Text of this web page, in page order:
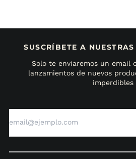
SUSCRÍBETE A
Solo te enviaremos un email
lanzamientos de nuevos
imperdibles